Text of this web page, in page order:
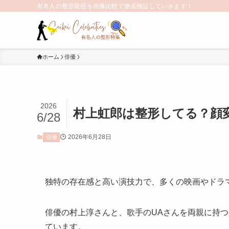
有名人の整形疑惑を画像比較で徹底検証していきます！
ホーム 俳優
村上虹郎は整形してる？顔
2026
6/28
俳優 2026年6月28日
独特の存在感と高い演技力で、多くの映画やド
俳優の村上淳さんと、歌手のUAさんを両親に持
ています。